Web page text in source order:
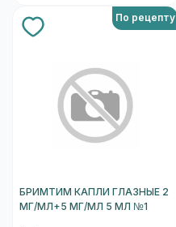
По рецепту
БРИМТИМ КАПЛИ ГЛАЗНЫЕ 2
МГ/МЛ+5 МГ/МЛ 5 МЛ №1